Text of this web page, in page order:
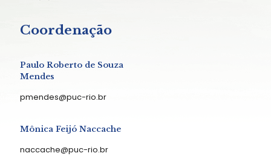
Coordenação
Paulo Roberto de Souza
Mendes
pmendes@puc-rio.br
Mônica Feijó Naccache
naccache@puc-rio.br